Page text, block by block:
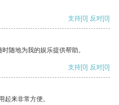
支持[0] 反对[0]
随地为我的娱乐提供帮助。
支持[0] 反对[0]
起来非常方便。